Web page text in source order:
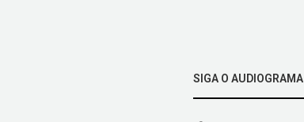
SIGA O AUDIOGRAMA